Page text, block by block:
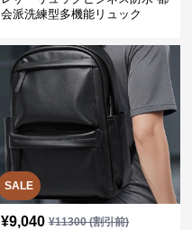
会派洗練型多機能リュック
SALE
¥9,040 ¥11300(割引前)